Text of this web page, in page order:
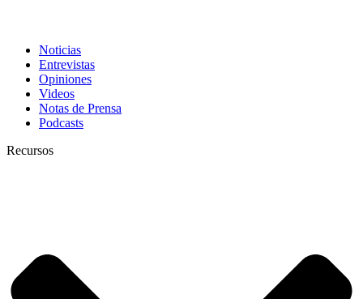
Noticias
Entrevistas
Opiniones
Videos
Notas de Prensa
Podcasts
Recursos